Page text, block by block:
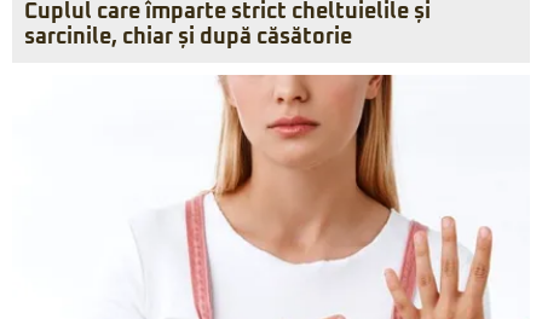
Cuplul care împarte strict cheltuielile și
sarcinile, chiar și după căsătorie